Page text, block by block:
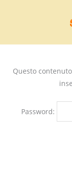
Questo
Password: